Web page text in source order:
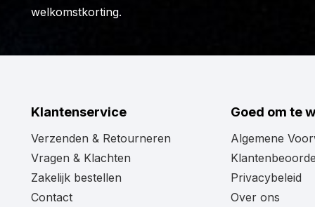
zit dat wél perfect past bij jouw truck, trailer of
welkomstkorting.
Klantenservice
Verzenden & Retourneren
Vragen & Klachten
Zakelijk bestellen
Contact
Goed om te
Algemene
Privacybeleid
Over ons